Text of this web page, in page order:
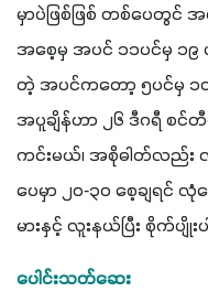
မှာပဲဖြစ်ဖြစ် တစ်ပေတွင်
အစေ့မှ အပင် ၁၁ပင်မှ
တဲ့ အပင်ကတော့ ၅ပင်မှ ၁
အပူချိန်ဟာ ၂၆ ဒီဂရီ စ
ကင်းမယ်၊ အစိုဓါတ်လည်
ပေမှာ ၂၀-၃၀ စေ့ချရင်
မားနှင့် လူးနယ်ပြီး စိုက်ပျိုးပ
ပေါင်းသတ်ဆေး